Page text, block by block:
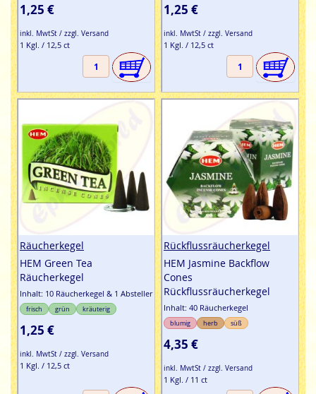
1,25 €
inkl. MwtSt / zzgl. Versand
1 Kgl. / 12,5 ct
1,25 €
inkl. MwtSt / zzgl. Versand
1 Kgl. / 12,5 ct
Räucherkegel
HEM Green Tea
Räucherkegel
Inhalt: 10 Räucherkegel & 1 Absteller
frisch grün kräuterig
1,25 €
inkl. MwtSt / zzgl. Versand
1 Kgl. / 12,5 ct
Rückflussräucherkegel
HEM Jasmine Backflow
Cones
Rückflussräucherkegel
Inhalt: 40 Räucherkegel
blumig herb süß
4,35 €
inkl. MwtSt / zzgl. Versand
1 Kgl. / 11 ct